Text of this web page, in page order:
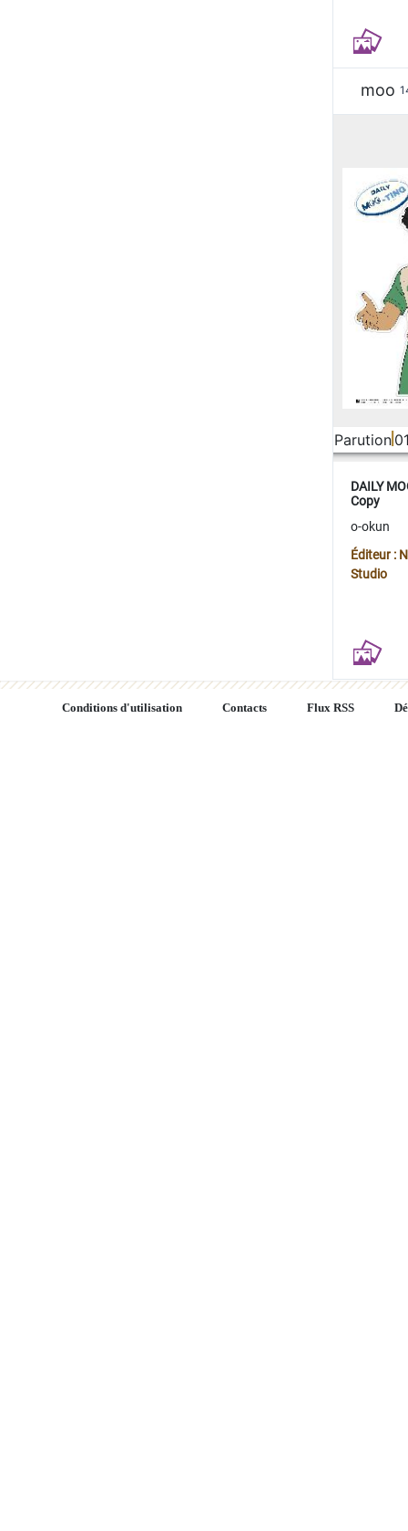
moo
Parution
DAILY
Copy
o-okun
Éditeur :
Studio
Conditions d'utilisation Contacts Flux RSS